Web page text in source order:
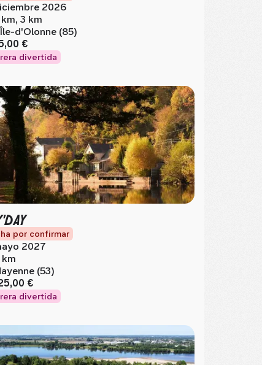
2026
3 km
d'Olonne (85)
€
divertida
por confirmar
2027
km
(53)
€
divertida